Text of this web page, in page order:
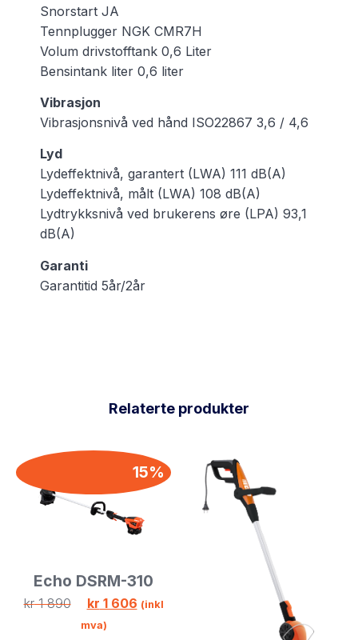
Snorstart JA
Tennplugger NGK CMR7H
Volum drivstofftank 0,6 Liter
Bensintank liter 0,6 liter
Vibrasjon
Vibrasjonsnivå ved hånd ISO22867 3,6 / 4,6
Lyd
Lydeffektnivå, garantert (LWA) 111 dB(A)
Lydeffektnivå, målt (LWA) 108 dB(A)
Lydtrykksnivå ved brukerens øre (LPA) 93,1
dB(A)
Garanti
Garantitid 5år/2år
Relaterte produkter
15%
Echo DSRM-310
kr1 890 kr 1 606 (inkl
mva)